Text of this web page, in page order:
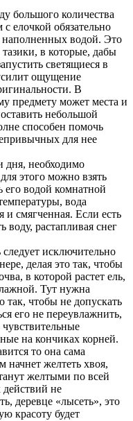
большого количества
елочкой обязательно
наполненных водой. Это
в которые, дабы
светящиеся в
ощущение
В
предмету может места и
небольшой
способен помочь
для нее
дня, необходимо
этого можно взять
его водой комнатной
вода
и смягченная. Если есть
воду, растапливая снег
исключительно
делая это так, чтобы
в которой растет ель,
Тут нужна
так, чтобы не допускать
его не переувлажнить,
чувствительные
на кончиках корней.
то она сама
начнет желтеть хвоя,
желтыми по всей
не
деревце «лысеть», это
красоту будет